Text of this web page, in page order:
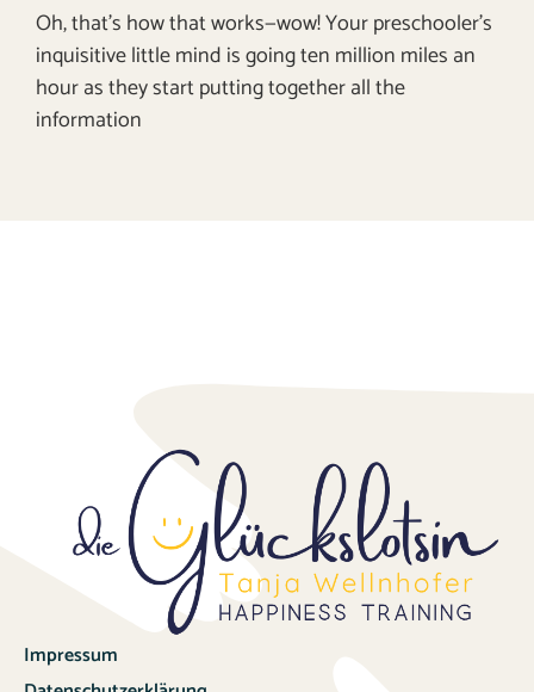
Oh, that’s how that works—wow! Your preschooler’s
inquisitive little mind is going ten million miles an
hour as they start putting together all the
information
Impressum